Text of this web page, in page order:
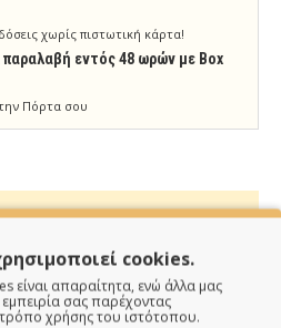
χωρίς πιστωτική κάρτα!
εντός 48 ωρών με Box
Πόρτα σου
ΓΡΗΓΟΡΑ
σου σε 1 - 2 εργάσιμες
cookies.
είναι απαραίτητα, ενώ άλλα μας
σας παρέχοντας
χρήσης του ιστότοπου.